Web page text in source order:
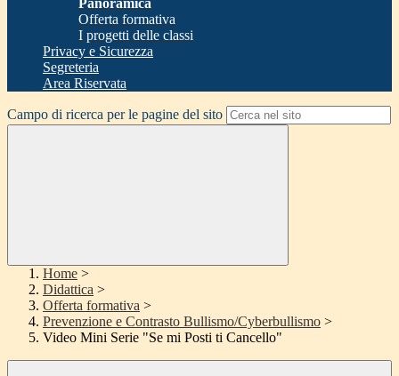
Panoramica
Offerta formativa
I progetti delle classi
Privacy e Sicurezza
Segreteria
Area Riservata
Campo di ricerca per le pagine del sito
Home >
Didattica >
Offerta formativa >
Prevenzione e Contrasto Bullismo/Cyberbullismo >
Video Mini Serie "Se mi Posti ti Cancello"